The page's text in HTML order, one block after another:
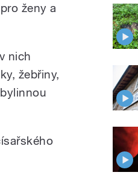
ženy a
nich
žebřiny,